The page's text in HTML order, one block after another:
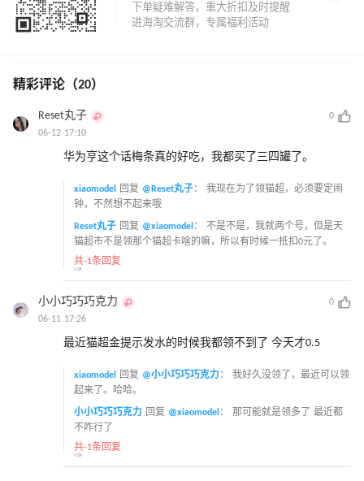
精彩评论（20）
Reset丸子
0
06-12 17:10
华为亨这个话梅条真的好吃，我都买了三四罐了。
xiaomodel 回复 @Reset丸子： 我现在为了领猫超，必须要定闹
钟，不然想不起来哦
Reset丸子 回复 @xiaomodel ： 不是不是，我就两个号，但是天
猫超市不是领那个猫超卡啥的嘛，所以有时候一抵扣0元了。
共-1条回复
小小巧巧巧克力
0
06-11 17:26
最近猫超金提示发水的时候我都领不到了 今天才0.5
xiaomodel 回复 @小小巧巧巧克力 ： 我好久没领了，最近可以领
起来了。哈哈。
小小巧巧巧克力 回复 @xiaomodel ： 那可能就是领多了 最近都
不咋行了
共-1条回复